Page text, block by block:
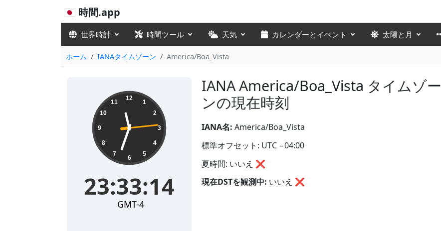
🇯🇵 時間.app
世界時計 時間ツール 天気 カレンダーとイベント 太陽と月
ホーム IANAタイムゾーン America/Boa_Vista
IANA America/Boa_Vista タイムゾー
ンの現在時刻
23:33:14 12
1
2
3
4
5
6
7
8
9
10
11
23:33:14
GMT-4
IANA名: America/Boa_Vista
標準オフセット: UTC −04:00
夏時間: いいえ ❌
現在DSTを観測中: いいえ ❌